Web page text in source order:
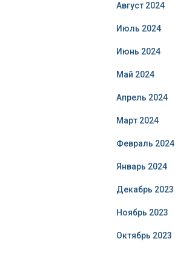
Август 2024
Июль 2024
Июнь 2024
Май 2024
Апрель 2024
Март 2024
Февраль 2024
Январь 2024
Декабрь 2023
Ноябрь 2023
Октябрь 2023